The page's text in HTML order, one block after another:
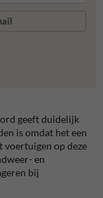
geeft duidelijk
is omdat het een
op deze
en
bij